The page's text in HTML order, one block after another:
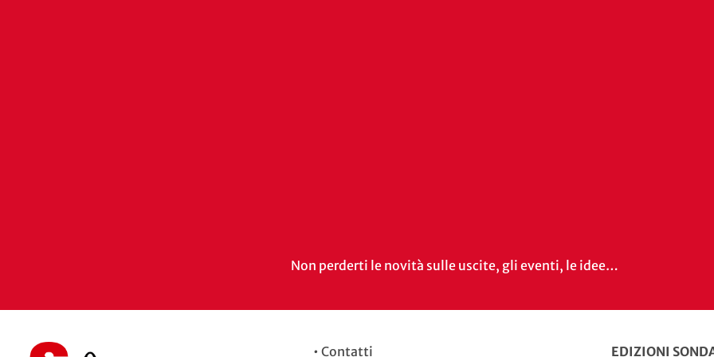
Non perderti le novità sulle uscite, gli eventi, le idee…
•Contatti EDIZIONI